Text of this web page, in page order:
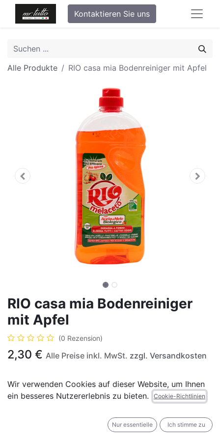
Kontaktieren Sie uns
Alle Produkte RIO casa mia Bodenreiniger mit Apfel
RIO casa mia Bodenreiniger
mit Apfel
(0 Rezension)
2,30 € Alle Preise inkl. MwSt. zzgl. Versandkosten
Wir verwenden Cookies auf dieser Website, um Ihnen
ein besseres Nutzererlebnis zu bieten.
Cookie-Richtlinien
Nur essentielle Ich stimme zu